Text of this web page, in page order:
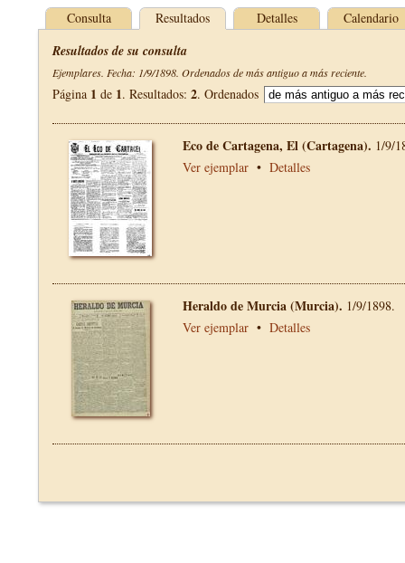
Consulta Resultados Detalles Calendario
Resultados de su consulta
Ejemplares. Fecha: 1/9/1898. Ordenados de más antiguo a más reciente.
Página 1 de 1. Resultados: 2. Ordenados
Eco de Cartagena, El (Cartagena). 1/9/
Ver ejemplar • Detalles
Heraldo de Murcia (Murcia). 1/9/1898.
Ver ejemplar • Detalles